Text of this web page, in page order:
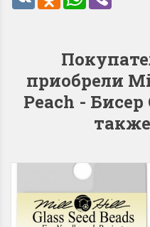
Анастасия Туманова
Dimensions
Willow Swan
(Ива-лебедь)
приобрели
Peach - Бисер